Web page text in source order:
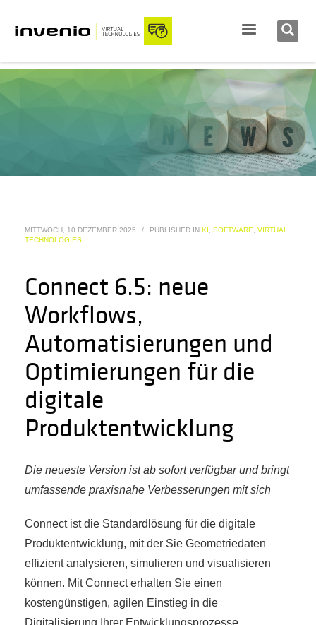
MITTWOCH, 10 DEZEMBER 2025 / PUBLISHED IN KI SOFTWARE
VIRTUAL
TECHNOLOGIES
Connect 6.5: neue
Workflows,
Automatisierungen und
Optimierungen für die
digitale
Produktentwicklung
Die neueste Version ist ab sofort verfügbar und bringt
umfassende praxisnahe Verbesserungen mit sich
Connect ist die Standardlösung für die digitale
Produktentwicklung, mit der Sie Geometriedaten
effizient analysieren, simulieren und visualisieren
können. Mit Connect erhalten Sie einen
kostengünstigen, agilen Einstieg in die